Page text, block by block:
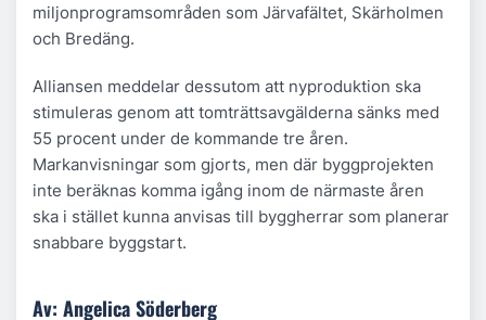
miljonprogramsområden som Järvafältet, Skärholmen
och Bredäng.
Alliansen meddelar dessutom att nyproduktion ska
stimuleras genom att tomträttsavgälderna sänks med
55 procent under de kommande tre åren.
Markanvisningar som gjorts, men där byggprojekten
inte beräknas komma igång inom de närmaste åren
ska i stället kunna anvisas till byggherrar som planerar
snabbare byggstart.
Av: Angelica Söderberg